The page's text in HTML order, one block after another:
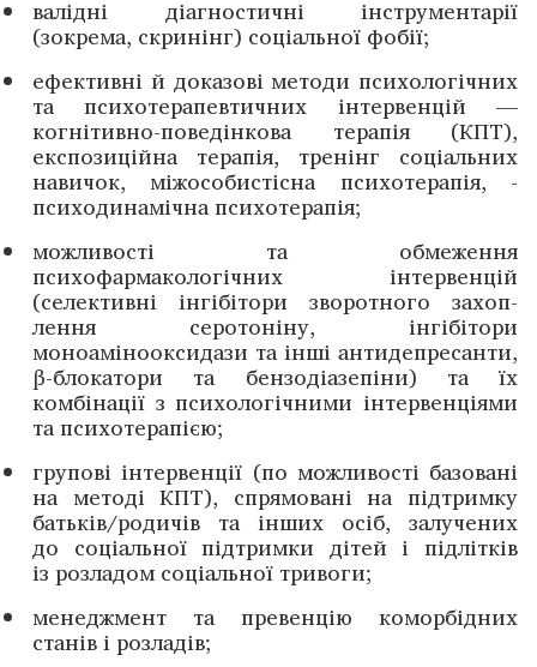
валідні діагностичні інструментарії
(зокрема, скринінг) соціальної фобії;
ефективні й доказові методи психологічних
та психо­терапевтичних інтервенцій —
когнітивно-поведінкова терапія (КПТ),
експозиційна терапія, тренінг соціаль­них
навичок, міжособистісна психотерапія, ­
психо­динамічна психотерапія;
можливості та обмеження
психофармакологічних ­інтервенцій
(селективні інгібітори зворотного захоп­
лення серотоніну, інгібітори
моноамінооксидази та інші антидепресанти,
β-блокатори та бензодіазепіни) та їх
комбінації з психологічними ­інтервенціями
та психотерапією;
групові інтервенції (по можливості базовані
на ­методі КПТ), спрямовані на підтримку
батьків/родичів та інших осіб, залучених
до соціальної підтримки дітей і підлітків
із розладом соціальної тривоги;
менеджмент та превенцію коморбідних
станів і розладів;